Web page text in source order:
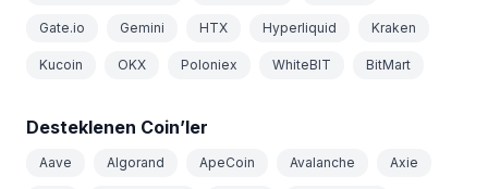
Gate.io Gemini HTX Hyperliquid Kraken
Kucoin OKX Poloniex WhiteBIT BitMart
Desteklenen Coin’ler
Aave Algorand ApeCoin Avalanche Axie